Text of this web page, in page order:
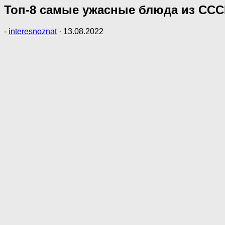
Топ-8 самые ужасные блюда из
- interesnoznat · 13.08.2022